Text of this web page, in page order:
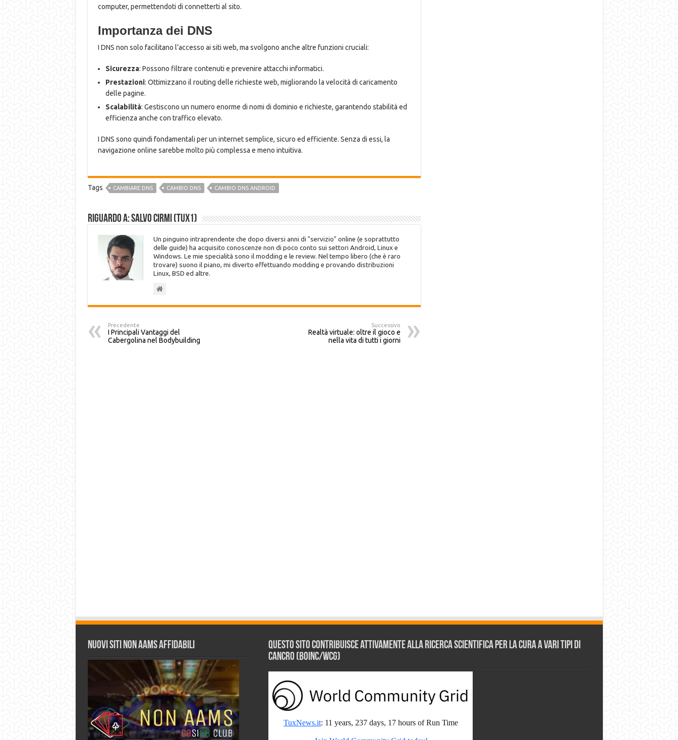
computer, permettendoti di connetterti al sito.
Importanza dei DNS
I DNS non solo facilitano l’accesso ai siti web, ma svolgono anche altre funzioni cruciali:
Sicurezza: Possono filtrare contenuti e prevenire attacchi informatici.
Prestazioni: Ottimizzano il routing delle richieste web, migliorando la velocità di caricamento
delle pagine.
Scalabilità: Gestiscono un numero enorme di nomi di dominio e richieste, garantendo stabilità ed
efficienza anche con traffico elevato.
I DNS sono quindi fondamentali per un internet semplice, sicuro ed efficiente. Senza di essi, la
navigazione online sarebbe molto più complessa e meno intuitiva.
Tags CAMBIARE DNS CAMBIO DNS CAMBIO DNS ANDROID
Riguardo a: Salvo Cirmi (Tux1)
Un pinguino intraprendente che dopo diversi anni di "servizio" online (e soprattutto
delle guide) ha acquisito conoscenze non di poco conto sui settori Android, Linux e
Windows. Le mie specialità sono il modding e le review. Nel tempo libero (che è raro
trovare) suono il piano, mi diverto effettuando modding e provando distribuzioni
Linux, BSD ed altre.
Precedente
I Principali Vantaggi del
Cabergolina nel Bodybuilding
Successivo
Realtà virtuale: oltre il gioco e
nella vita di tutti i giorni
Nuovi siti non AAMS affidabili
Questo sito contribuisce attivamente alla ricerca scientifica per la cura a vari tipi di
Cancro (BOINC/WCG)